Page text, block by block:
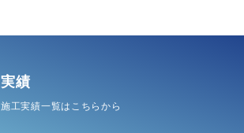
実績
施工実績一覧はこちらから